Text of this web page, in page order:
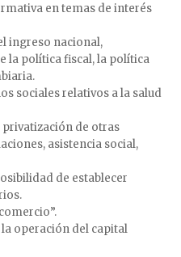
en temas de interés
ingreso nacional,
la política fiscal, la política
sociales relativos a la salud
de otras
asistencia social,
de establecer
operación del capital